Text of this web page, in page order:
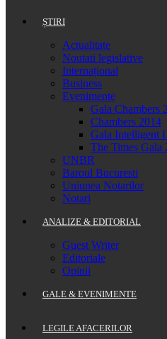
ȘTIRI
Actualitate
Noutati legislative
Internațional
Business
Evenimente
Gala Chambers
Chambers 2014
Gala Intelligent
The Times Gala
UNBR
Baroul Bucuresti
Uniunea Notarilor
Notari
ANALIZE & EDITORIAL
Guest Writer
Editoriale
Opinii
GALE & EVENIMENTE
LEGILE AFACERILOR